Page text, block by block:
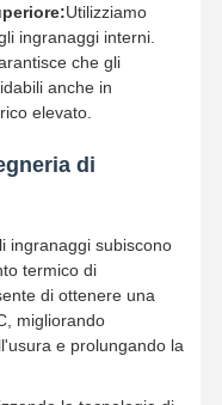
Utilizziamo
ingranaggi interni.
che gli
anche in
elevato.
di
ingranaggi subiscono
termico di
di ottenere una
migliorando
e prolungando la